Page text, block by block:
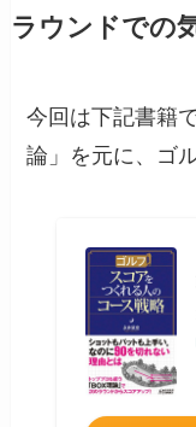
ラウンドでの
今回は下記書籍
論」を元に、ゴ